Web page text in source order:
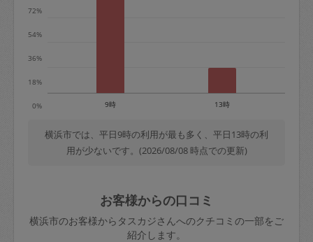
0%
18%
36%
54%
72%
9時 13時
横浜市では、平日9時の利用が最も多く、平日13時の利
用が少ないです。(2026/08/08 時点での更新)
お客様からの口コミ
横浜市のお客様からタスカジさんへのクチコミの一部をご
紹介します。